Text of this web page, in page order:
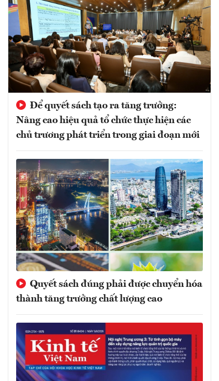
Để quyết sách tạo ra tăng trưởng:
Nâng cao hiệu quả tổ chức thực hiện các
chủ trương phát triển trong giai đoạn mới
Quyết sách đúng phải được chuyển hóa
thành tăng trưởng chất lượng cao